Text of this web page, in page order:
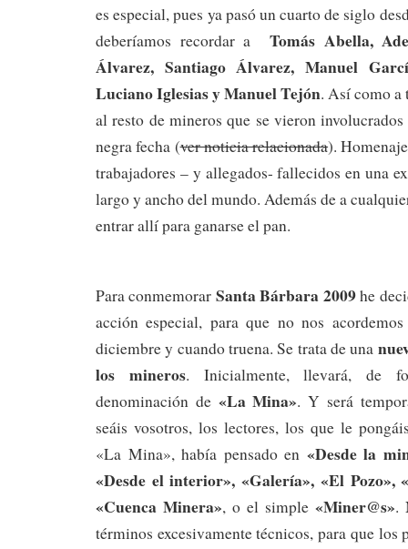
es especial, pues ya pasó un cuarto de siglo
deberíamos recordar aTomás Abella,
Álvarez, Santiago Álvarez,Manuel
Luciano Iglesias yManuel Tejón. Así como a
al resto de mineros que se vieron
negra fecha (ver noticia relacionada).
trabajadores – y allegados- fallecidos en una
largo y ancho del mundo. Además de a
entrar allí para ganarse el pan.
Para conmemorar Santa Bárbara 2009he
acción especial, para que no nos
diciembre y cuando truena. Se trata de una
los mineros. Inicialmente, llevará, de
denominación de «La Mina». Y será
seáis vosotros, los lectores, los que le
«La Mina», había pensado en «Desde la
«Desde el interior», «Galería», «El Pozo»,
«Cuenca Minera», o el simple «Miner@s».
términos excesivamente técnicos, para que los